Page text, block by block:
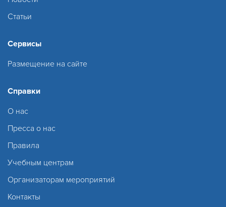
Статьи
Сервисы
Размещение на сайте
Справки
О нас
Пресса о нас
Правила
Учебным центрам
Организаторам мероприятий
Контакты